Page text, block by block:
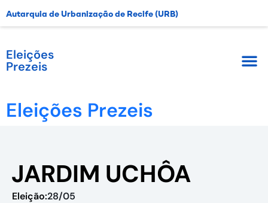
Autarquia de Urbanização de Recife (URB)
Eleições
Prezeis
Eleições Prezeis
JARDIM UCHÔA
Eleição:28/05